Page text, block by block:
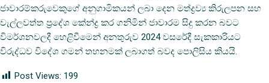
ජාවාරම්කරුවෙකුගේ අනුගාමිකයන් ලබා දෙන මත්ද්‍රව්‍ය කිරුලපන සහ
වැල්ලවත්ත ප්‍රදේශ කේන්ද්‍ර කර ගනිමින් ජාවාරම සිදු කරන බවට
විමර්ශනවලදී හෙළිවීමෙන් අනතුරුව 2024 වසරේදී සැකකාරියට
විරුද්ධව විදේශ ගමන් තහනමක් ලබාගත් බවද පොලිසිය කියයි.
Post Views: 199